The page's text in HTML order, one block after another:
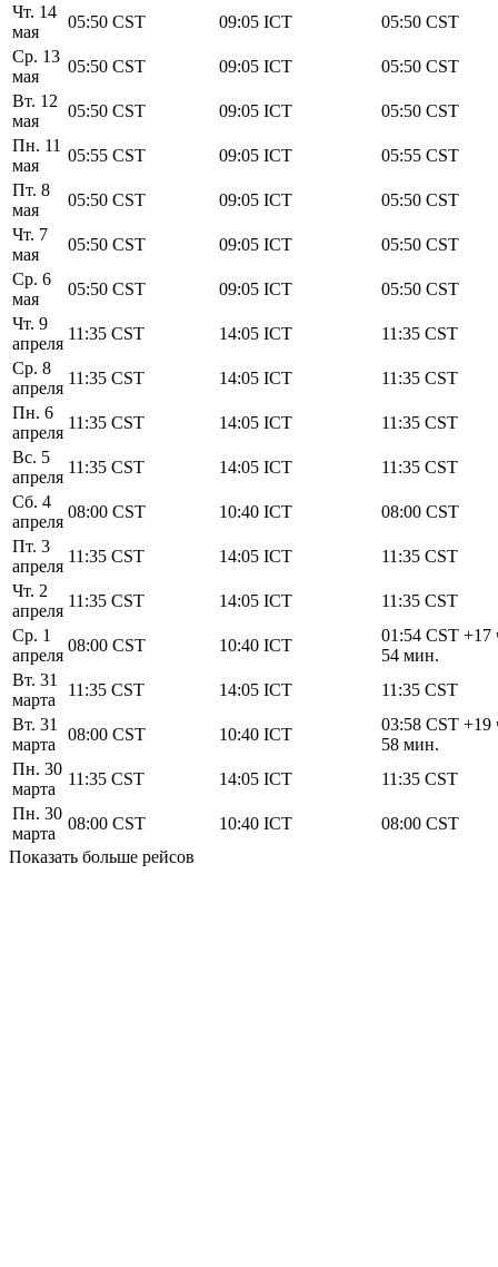
Чт. 14
мая
05:50 CST 09:05 ICT 05:50 CST
Ср. 13
мая
05:50 CST 09:05 ICT 05:50 CST
Вт. 12
мая
05:50 CST 09:05 ICT 05:50 CST
Пн. 11
мая
05:55 CST 09:05 ICT 05:55 CST
Пт. 8
мая
05:50 CST 09:05 ICT 05:50 CST
Чт. 7
мая
05:50 CST 09:05 ICT 05:50 CST
Ср. 6
мая
05:50 CST 09:05 ICT 05:50 CST
Чт. 9
апреля
11:35 CST 14:05 ICT 11:35 CST
Ср. 8
апреля
11:35 CST 14:05 ICT 11:35 CST
Пн. 6
апреля
11:35 CST 14:05 ICT 11:35 CST
Вс. 5
апреля
11:35 CST 14:05 ICT 11:35 CST
Сб. 4
апреля
08:00 CST 10:40 ICT 08:00 CST
Пт. 3
апреля
11:35 CST 14:05 ICT 11:35 CST
Чт. 2
апреля
11:35 CST 14:05 ICT 11:35 CST
Ср. 1
апреля
08:00 CST 10:40 ICT
01:54 CST +17
54 мин.
Вт. 31
марта
11:35 CST 14:05 ICT 11:35 CST
Вт. 31
марта
08:00 CST 10:40 ICT
03:58 CST +19
58 мин.
Пн. 30
марта
11:35 CST 14:05 ICT 11:35 CST
Пн. 30
марта
08:00 CST 10:40 ICT 08:00 CST
Показать больше рейсов